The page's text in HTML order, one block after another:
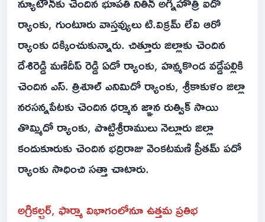
ర్యాంకు, గుంటూరు వాస్తవ్యులు టి.విక్రమ్‌ లేవి ఆరో
ర్యాంకు దక్కించుకున్నారు. చిత్తూరు జిల్లాకు చెందిన
దేశిరెడ్డి మణిదీప్‌ రెడ్డి ఏడో ర్యాంకు, హన్మకొండ వడ్డేపల్లికి
చెందిన ఎస్‌. త్రిశూల్‌ ఎనిమిదో ర్యాంకు, శ్రీకాకుళం జిల్లా
నరసన్నపేటకు చెందిన ధర్మాన జ్ఞాన రుత్విక్‌ సాయి
తొమ్మిదో ర్యాంకు, పొట్టిశ్రీరాములు నెల్లూరు జిల్లా
కందుకూరుకు చెందిన భద్రిరాజు వెంకటమణి ప్రీతమ్‌ పదో
ర్యాంకు సాధించి సత్తా చాటారు.
అగ్రికల్చర్‌, ఫార్మా విభాగంలోనూ ఉత్తమ ప్రతిభ